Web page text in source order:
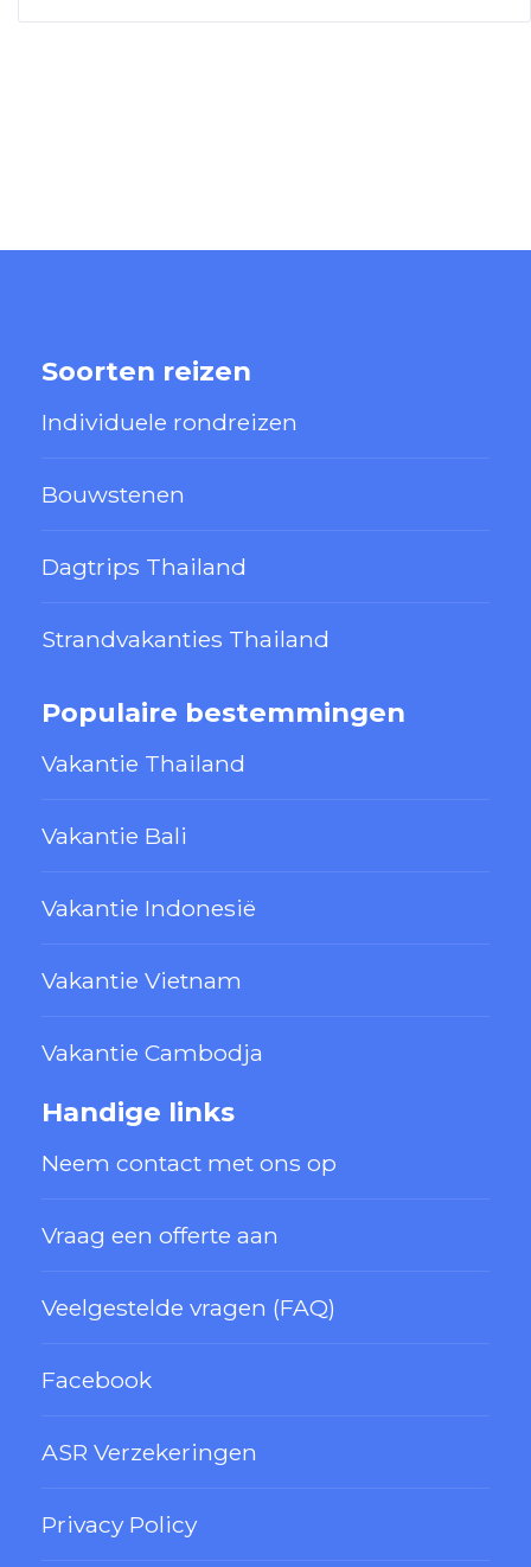
Soorten reizen
Individuele rondreizen
Bouwstenen
Dagtrips Thailand
Strandvakanties Thailand
Populaire bestemmingen
Vakantie Thailand
Vakantie Bali
Vakantie Indonesië
Vakantie Vietnam
Vakantie Cambodja
Handige links
Neem contact met ons op
Vraag een offerte aan
Veelgestelde vragen (FAQ)
Facebook
ASR Verzekeringen
Privacy Policy